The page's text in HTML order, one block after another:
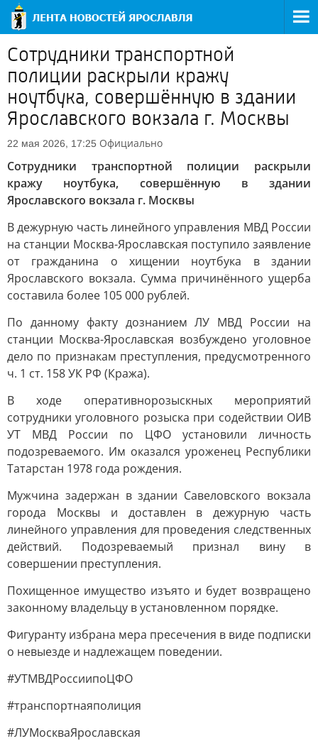
Сотрудники транспортной
полиции раскрыли кражу
ноутбука, совершённую в здании
Ярославского вокзала г. Москвы
22 мая 2026, 17:25 Официально
Сотрудники транспортной полиции раскрыли
кражу ноутбука, совершённую в здании
Ярославского вокзала г. Москвы
В дежурную часть линейного управления МВД России
на станции Москва-Ярославская поступило заявление
от гражданина о хищении ноутбука в здании
Ярославского вокзала. Сумма причинённого ущерба
составила более 105 000 рублей.
По данному факту дознанием ЛУ МВД России на
станции Москва-Ярославская возбуждено уголовное
дело по признакам преступления, предусмотренного
ч. 1 ст. 158 УК РФ (Кража).
В ходе оперативнорозыскных мероприятий
сотрудники уголовного розыска при содействии ОИВ
УТ МВД России по ЦФО установили личность
подозреваемого. Им оказался уроженец Республики
Татарстан 1978 года рождения.
Мужчина задержан в здании Савеловского вокзала
города Москвы и доставлен в дежурную часть
линейного управления для проведения следственных
действий. Подозреваемый признал вину в
совершении преступления.
Похищенное имущество изъято и будет возвращено
законному владельцу в установленном порядке.
Фигуранту избрана мера пресечения в виде подписки
о невыезде и надлежащем поведении.
#УТМВДРоссиипоЦФО
#транспортнаяполиция
#ЛУМоскваЯрославская